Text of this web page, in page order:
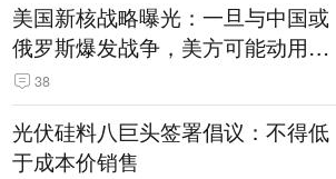
美国新核战略曝光：一旦与中国或
俄罗斯爆发战争，美方可能动用战
术核武器
38
光伏硅料八巨头签署倡议：不得低
于成本价销售